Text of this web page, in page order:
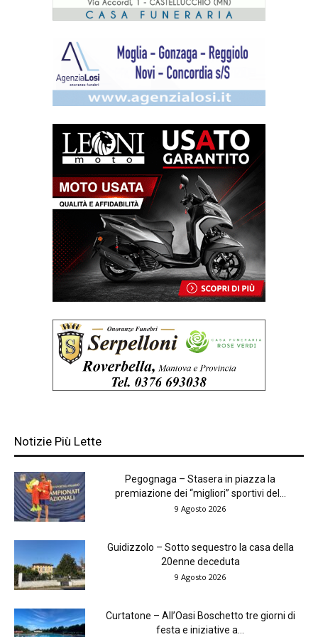
Notizie Più Lette
Pegognaga – Stasera in piazza la
premiazione dei “migliori” sportivi del...
9 Agosto 2026
Guidizzolo – Sotto sequestro la casa della
20enne deceduta
9 Agosto 2026
Curtatone – All’Oasi Boschetto tre giorni di
festa e iniziative a...